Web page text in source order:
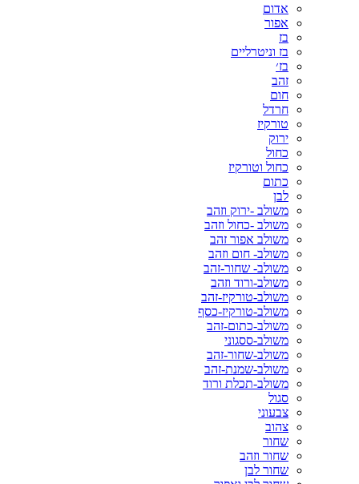
אדום
אפור
בז
בז וניטרליים
בז׳
זהב
חום
חרדל
טורקיז
ירוק
כחול
כחול וטורקיז
כתום
לבן
משולב -ירוק וזהב
משולב -כחול וזהב
משולב אפור זהב
משולב- חום וזהב
משולב- שחור-זהב
משולב-ורוד וזהב
משולב-טורקיז-זהב
משולב-טורקיז-כסף
משולב-כתום-זהב
משולב-ססגוני
משולב-שחור-זהב
משולב-שמנת-זהב
משולב-תכלת ורוד
סגול
צבעוני
צהוב
שחור
שחור וזהב
שחור לבן